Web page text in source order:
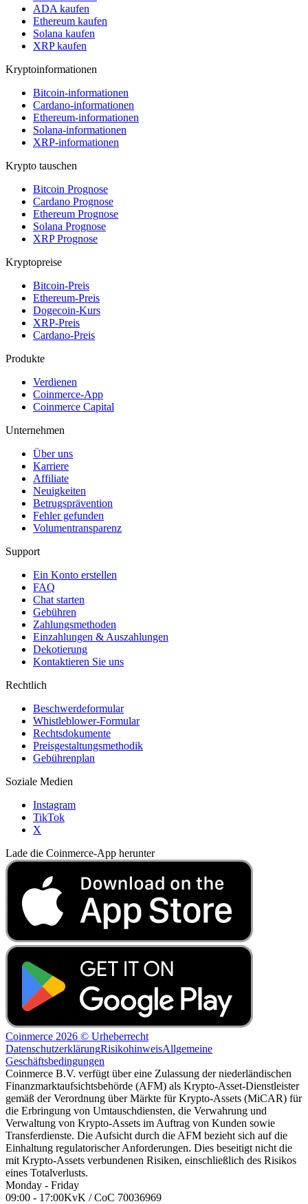
ADA kaufen
Ethereum kaufen
Solana kaufen
XRP kaufen
Kryptoinformationen
Bitcoin-informationen
Cardano-informationen
Ethereum-informationen
Solana-informationen
XRP-informationen
Krypto tauschen
Bitcoin Prognose
Cardano Prognose
Ethereum Prognose
Solana Prognose
XRP Prognose
Kryptopreise
Bitcoin-Preis
Ethereum-Preis
Dogecoin-Kurs
XRP-Preis
Cardano-Preis
Produkte
Verdienen
Coinmerce-App
Coinmerce Capital
Unternehmen
Über uns
Karriere
Affiliate
Neuigkeiten
Betrugsprävention
Fehler gefunden
Volumentransparenz
Support
Ein Konto erstellen
FAQ
Chat starten
Gebühren
Zahlungsmethoden
Einzahlungen & Auszahlungen
Dekotierung
Kontaktieren Sie uns
Rechtlich
Beschwerdeformular
Whistleblower-Formular
Rechtsdokumente
Preisgestaltungsmethodik
Gebührenplan
Soziale Medien
Instagram
TikTok
X
Lade die Coinmerce-App herunter
Coinmerce 2026 © Urheberrecht
DatenschutzerklärungRisikohinweisAllgemeine
Geschäftsbedingungen
Coinmerce B.V. verfügt über eine Zulassung der niederländischen
Finanzmarktaufsichtsbehörde (AFM) als Krypto-Asset-Dienstleister
gemäß der Verordnung über Märkte für Krypto-Assets (MiCAR) für
die Erbringung von Umtauschdiensten, die Verwahrung und
Verwaltung von Krypto-Assets im Auftrag von Kunden sowie
Transferdienste. Die Aufsicht durch die AFM bezieht sich auf die
Einhaltung regulatorischer Anforderungen. Dies beseitigt nicht die
mit Krypto-Assets verbundenen Risiken, einschließlich des Risikos
eines Totalverlusts.
Monday - Friday
09:00 - 17:00KvK / CoC 70036969